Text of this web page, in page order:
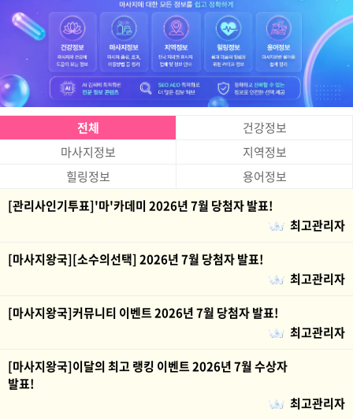
전체
건강정보
마사지정보
지역정보
힐링정보
용어정보
[관리사인기투표]'마'카데미 2026년 7월 당첨자 발표!
최고관리자
[마사지왕국][소수의선택] 2026년 7월 당첨자 발표!
최고관리자
[마사지왕국]커뮤니티 이벤트 2026년 7월 당첨자 발표!
최고관리자
[마사지왕국]이달의 최고 랭킹 이벤트 2026년 7월 수상자
발표!
최고관리자